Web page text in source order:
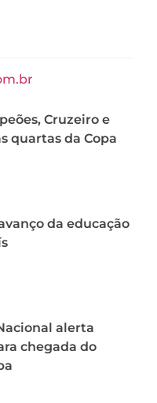
Cruzeiro e
quartas da Copa
da educação
alerta
chegada do